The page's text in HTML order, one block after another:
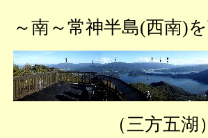
～南～常神半島(西南)
（三方